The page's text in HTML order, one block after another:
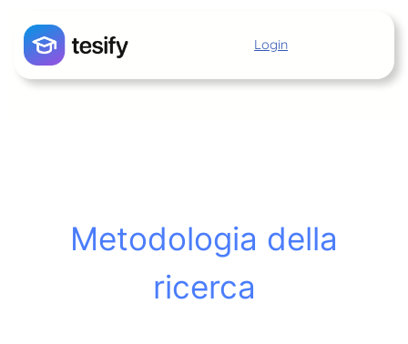
contenuto
Login
Metodologia della
ricerca